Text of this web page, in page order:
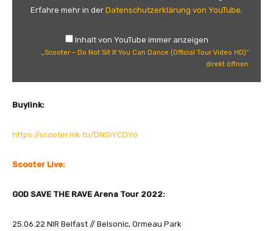
o
S
t
Erfahre mehr in der Datenschutzerklärung von YouTube
Inhalt von YouTube immer anzeigen
„Scooter – Do Not Sit If You Can Dance (Official Tour Video HD)“
direkt öffnen
Buylink:
https://scooter.lnk.to/DNSIYCDYo
Scooter Live:
GOD SAVE THE RAVE Arena Tour 2022:
25.06.22 NIR Belfast // Belsonic, Ormeau Park